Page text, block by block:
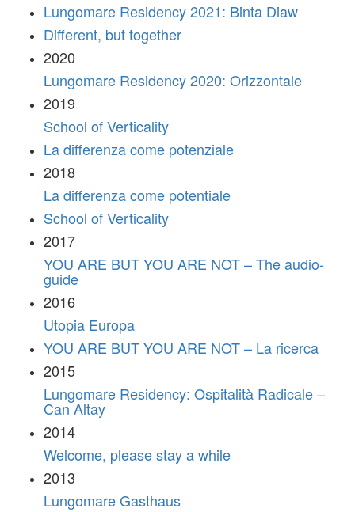
Lungomare Residency 2021: Binta Diaw
Different, but together
2020
Lungomare Residency 2020: Orizzontale
2019
School of Verticality
La differenza come potenziale
2018
La differenza come potentiale
School of Verticality
2017
YOU ARE BUT YOU ARE NOT – The audio-
guide
2016
Utopia Europa
YOU ARE BUT YOU ARE NOT – La ricerca
2015
Lungomare Residency: Ospitalità Radicale –
Can Altay
2014
Welcome, please stay a while
2013
Lungomare Gasthaus